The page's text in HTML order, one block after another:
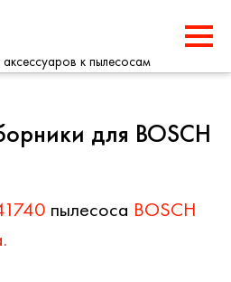
к пылесосам
для BOSCH
пылесоса BOSCH